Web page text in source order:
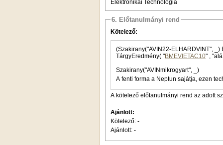
Elektronikai Technológia
6. Előtanulmányi rend
Kötelező:
TárgyEredmény( "BMEVIETAC10
Szakirany("AVINmikrogyart", _)
A fenti forma a Neptun sajátja, ezen
A kötelező előtanulmányi rend az adott
Ajánlott:
Kötelező: -
Ajánlott: -